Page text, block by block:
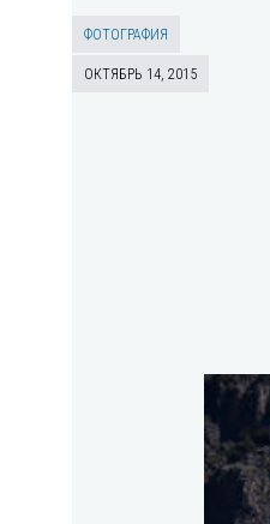
ФОТОГРАФИЯ
ОКТЯБРЬ 14, 2015